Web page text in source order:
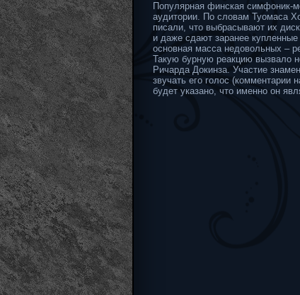
Популярная финская симфоник-
аудитории. По словам Туомаса
писали, что выбрасывают их
и даже сдают заранее
основная масса недовольных –
Такую бурную реакцию вызвало
Ричарда Докинза. Участие
звучать его голос (комментарии
будет указано, что именно он